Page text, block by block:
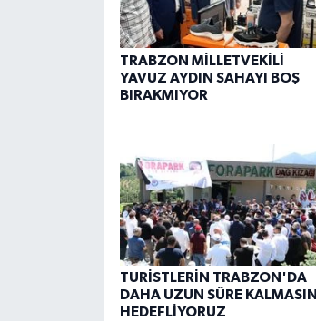
TRABZON MİLLETVEKİLİ
YAVUZ AYDIN SAHAYI BOŞ
BIRAKMIYOR
TURİSTLERİN TRABZON'DA
DAHA UZUN SÜRE KALMASINI
HEDEFLİYORUZ